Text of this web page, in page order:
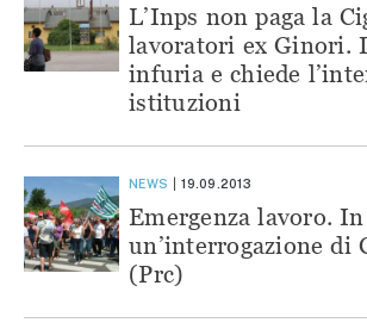
L’Inps non paga la
lavoratori ex Ginori.
infuria e chiede
istituzioni
NEWS 19.09.2013
Emergenza lavoro.
un’interrogazione di
(Prc)